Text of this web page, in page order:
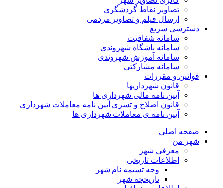
تصاویر نقاط گردشگری
ارسال فیلم و تصاویر مردمی
دسترسی سریع
سامانه شفافیت
سامانه باشگاه شهروندی
سامانه آموزش شهروندی
سامانه مشارکتی
قوانین و مقررات
قانون شهرداریها
آیین نامه مالی شهرداری ها
قانون اصلاح و تسری آیین نامه معاملات شهرداری
آیین نامه ی معاملات شهرداری ها
صفحه اصلی
شهر من
معرفی شهر
اطلاعات تاریخی
وجه تسیمه نام شهر
تاریخچه شهر